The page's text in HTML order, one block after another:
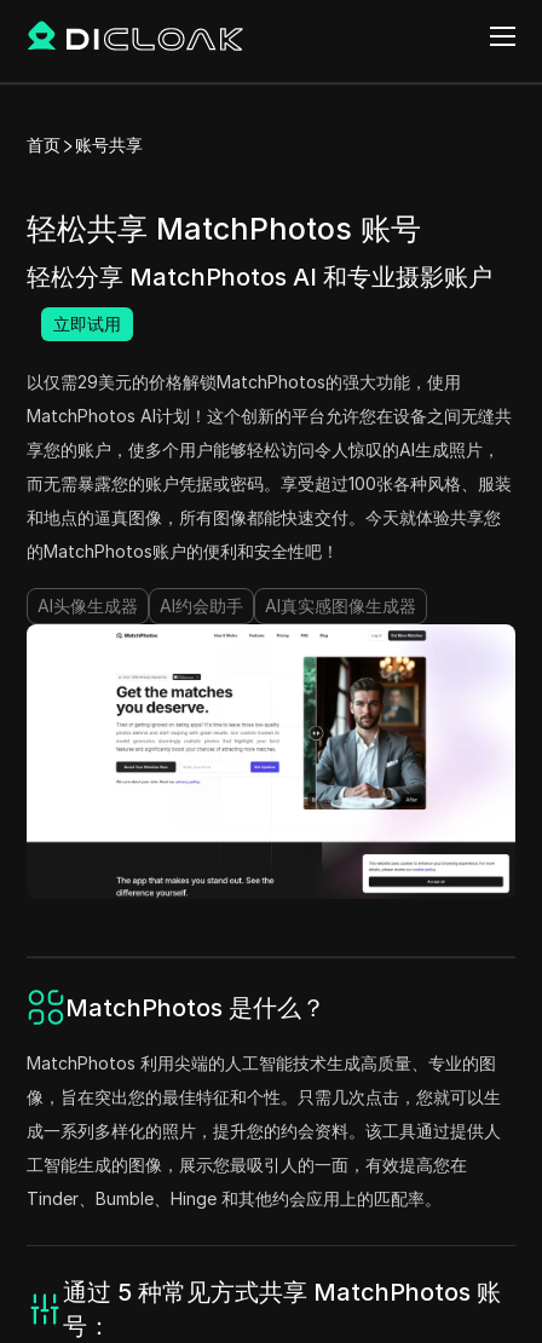
首页 账号共享
轻松共享 MatchPhotos 账号
轻松分享 MatchPhotos AI 和专业摄影账户
立即试用
以仅需29美元的价格解锁MatchPhotos的强大功能，使用
MatchPhotos AI计划！这个创新的平台允许您在设备之间无缝共
享您的账户，使多个用户能够轻松访问令人惊叹的AI生成照片，
而无需暴露您的账户凭据或密码。享受超过100张各种风格、服装
和地点的逼真图像，所有图像都能快速交付。今天就体验共享您
的MatchPhotos账户的便利和安全性吧！
AI头像生成器 AI约会助手 AI真实感图像生成器
MatchPhotos 是什么？
MatchPhotos 利用尖端的人工智能技术生成高质量、专业的图
像，旨在突出您的最佳特征和个性。只需几次点击，您就可以生
成一系列多样化的照片，提升您的约会资料。该工具通过提供人
工智能生成的图像，展示您最吸引人的一面，有效提高您在
Tinder、Bumble、Hinge 和其他约会应用上的匹配率。
通过 5 种常见方式共享 MatchPhotos 账
号：